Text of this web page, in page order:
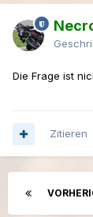
Die Frage ist
Zitieren